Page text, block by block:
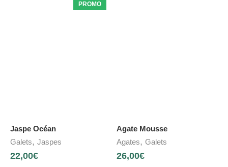
PROMO
Jaspe Océan
Galets, Jaspes
22,00€
Agate Mousse
Agates, Galets
26,00€